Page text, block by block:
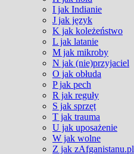
I jak Indianie
J jak język
K jak koleżeństwo
L jak latanie
M jak mikroby
N jak (nie)przyjaciel
O jak obłuda
P jak pech
R jak reguły
S jak sprzęt
T jak trauma
U jak uposażenie
W jak wolne
Z jak zAfganistanu.pl